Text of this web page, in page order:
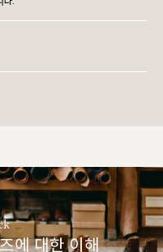
다.
에 대한 이해